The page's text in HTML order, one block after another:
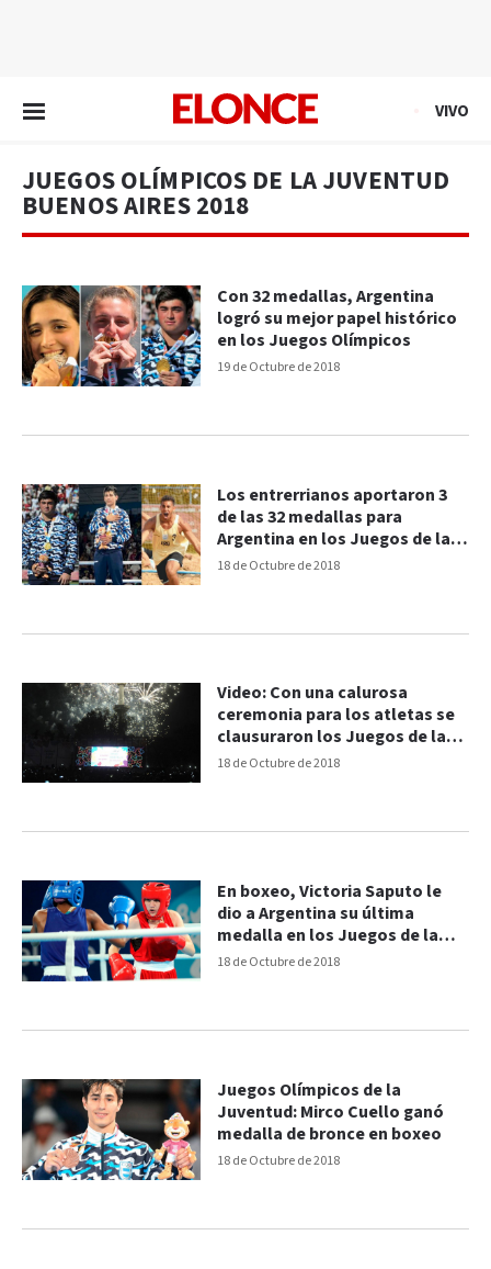
VIVO
JUEGOS OLÍMPICOS DE LA JUVENTUD
BUENOS AIRES 2018
19 de Octubre de 2018
Con 32 medallas, Argentina
logró su mejor papel histórico
en los Juegos Olímpicos
18 de Octubre de 2018
Los entrerrianos aportaron 3
de las 32 medallas para
Argentina en los Juegos de la
Juventud
18 de Octubre de 2018
Video: Con una calurosa
ceremonia para los atletas se
clausuraron los Juegos de la
Juventud
18 de Octubre de 2018
En boxeo, Victoria Saputo le
dio a Argentina su última
medalla en los Juegos de la
Juventud
18 de Octubre de 2018
Juegos Olímpicos de la
Juventud: Mirco Cuello ganó
medalla de bronce en boxeo